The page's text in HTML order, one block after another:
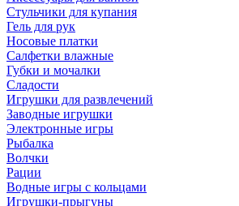
Стульчики для купания
Гель для рук
Носовые платки
Салфетки влажные
Губки и мочалки
Сладости
Игрушки для развлечений
Заводные игрушки
Электронные игры
Рыбалка
Волчки
Рации
Водные игры с кольцами
Игрушки-прыгуны